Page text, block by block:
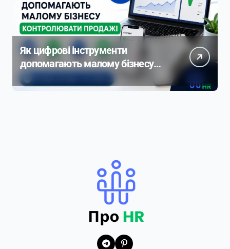
Як цифрові інструменти
допомагають малому бізнесу
контролювати продажі